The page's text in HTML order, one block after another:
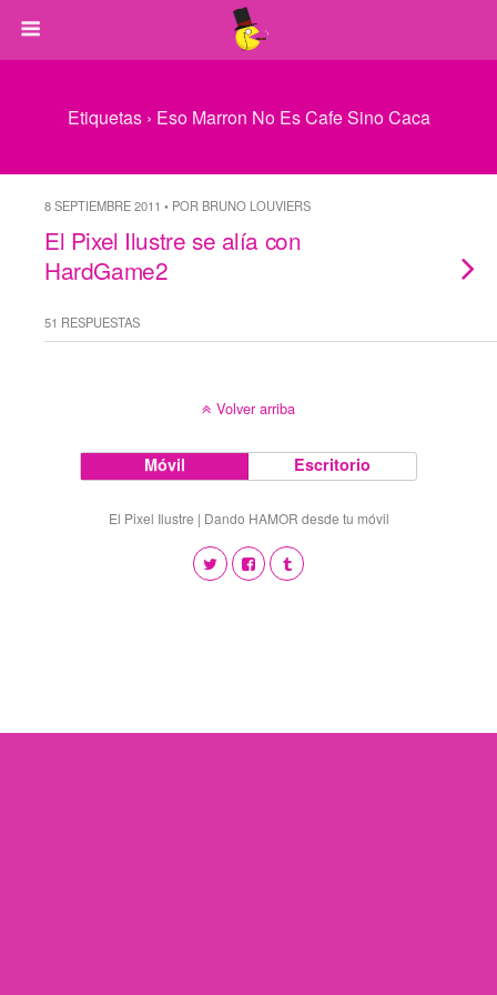
Etiquetas › Eso Marron No Es Cafe Sino Caca
8 SEPTIEMBRE 2011 • POR BRUNO LOUVIERS
El Pixel Ilustre se alía con
HardGame2
51 RESPUESTAS
Volver arriba
Móvil Escritorio
El Pixel Ilustre | Dando HAMOR desde tu móvil